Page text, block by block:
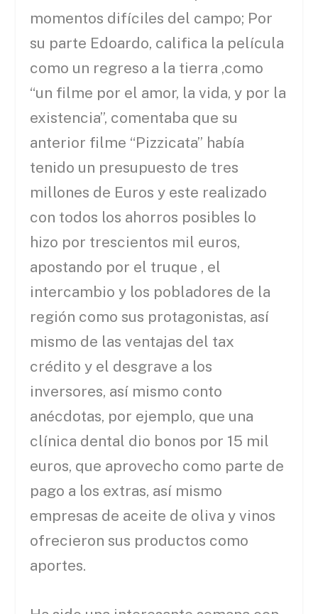
momentos difíciles del campo; Por
su parte Edoardo, califica la película
como un regreso a la tierra ,como
“un filme por el amor, la vida, y por la
existencia”, comentaba que su
anterior filme “Pizzicata” había
tenido un presupuesto de tres
millones de Euros y este realizado
con todos los ahorros posibles lo
hizo por trescientos mil euros,
apostando por el truque , el
intercambio y los pobladores de la
región como sus protagonistas, así
mismo de las ventajas del tax
crédito y el desgrave a los
inversores, así mismo conto
anécdotas, por ejemplo, que una
clínica dental dio bonos por 15 mil
euros, que aprovecho como parte de
pago a los extras, así mismo
empresas de aceite de oliva y vinos
ofrecieron sus productos como
aportes.